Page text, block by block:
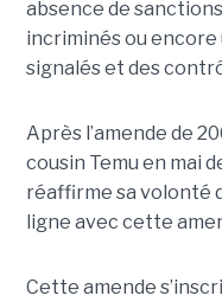
absence de
incriminés ou
signalés et des
Après l’amende de
cousin Temu en mai
réaffirme sa volonté
ligne avec cette
Cette amende